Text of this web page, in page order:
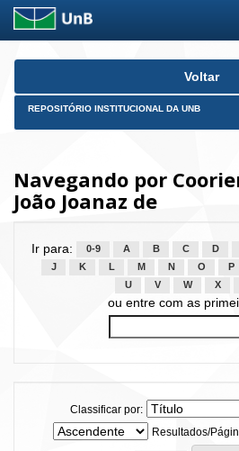
Skip
Voltar
REPOSITÓRIO INSTITUCIONAL DA UNB
Navegando por
João Joanaz de
Ir para: 0-9 A B C D
J
K L M N O P
U
V W X
ou entre com as
Classificar por:
Resultados/